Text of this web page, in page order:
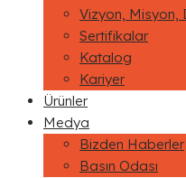
Vizyon, Misyon,
Sertifikalar
Katalog
Kariyer
Ürünler
Medya
Bizden Haberler
Basın Odası